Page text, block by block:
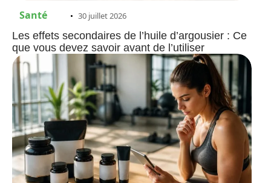
Santé 30 juillet 2026
Les effets secondaires de l’huile d’argousier : Ce
que vous devez savoir avant de l’utiliser